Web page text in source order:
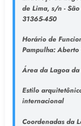
de Lima, s/n -
31365-450
Horário de
Pampulha:Aberto
Área da Lagoa da
Estilo
internacional
Coordenadas da